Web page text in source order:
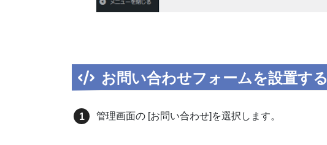
お問い合わせフォームを設置する
管理画面の [お問い合わせ]を選択します。